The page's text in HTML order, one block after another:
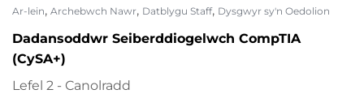
Ar-lein, Archebwch Nawr, Datblygu Staff, Dysgwyr sy'n Oedolion
Dadansoddwr Seiberddiogelwch CompTIA
(CySA+)
Lefel 2 - Canolradd